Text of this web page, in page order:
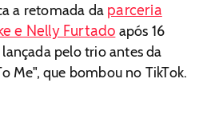
a retomada da parceria
e Nelly Furtado após 16
pelo trio antes da
Me", que bombou no TikTok.